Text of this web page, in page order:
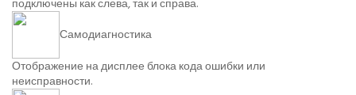
Самодиагностика
Отображение на дисплее блока кода ошибки или
неисправности.